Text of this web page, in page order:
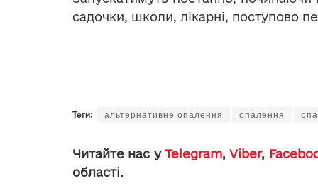
садочки, школи, лікарні, поступово
Теги: альтернативне опалення опалення
Читайте нас уTelegram,Viber,
області.